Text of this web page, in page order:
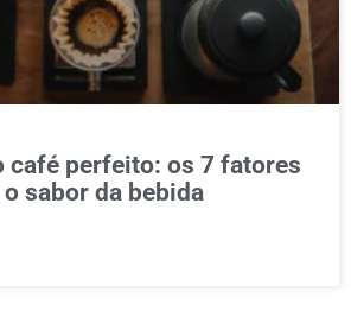
café perfeito: os 7 fatores
sabor da bebida